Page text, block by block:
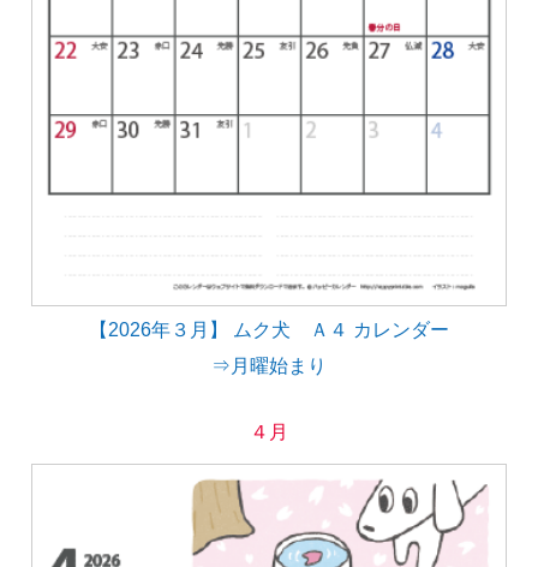
【2026年３月】 ムク犬 Ａ４ カレンダー
⇒月曜始まり
４月